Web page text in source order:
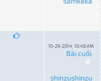
10-29-2014, 10:48 AM
Bài cuối:
shinzushinzu